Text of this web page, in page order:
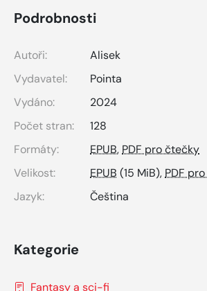
Podrobnosti
Autoři:
Alisek
Vydavatel:
Pointa
Vydáno:
2024
Počet stran:
128
Formáty:
EPUB, PDF pro čtečky
Velikost:
EPUB (15 MiB), PDF
Jazyk:
Čeština
Kategorie
Fantasy a sci-fi